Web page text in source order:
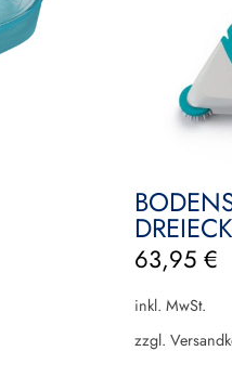
63,95 €
inkl. MwSt.
zzgl.